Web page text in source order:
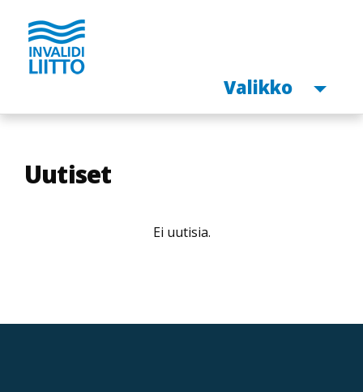
Hyppää
Avaa
Valikko
Uutiset
Ei uutisia.